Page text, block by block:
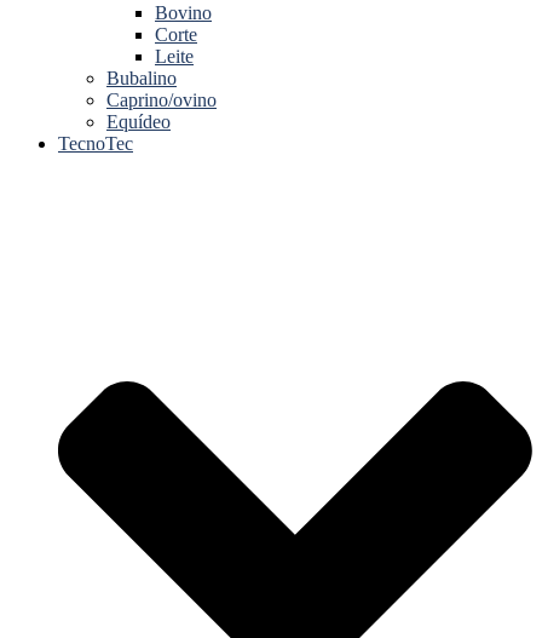
Bovino
Corte
Leite
Bubalino
Caprino/ovino
Equídeo
TecnoTec